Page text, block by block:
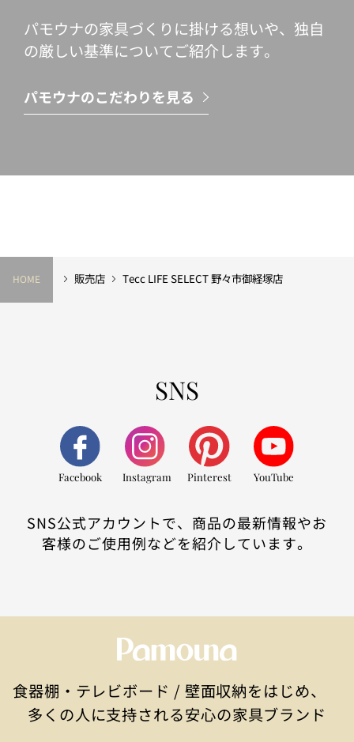
パモウナの家具づくりに掛ける想いや、独自
の厳しい基準についてご紹介します。
パモウナのこだわりを見る
HOME 販売店 Tecc LIFE SELECT 野々市御経塚店
SNS
Facebook Instagram Pinterest YouTube
SNS公式アカウントで、商品の最新情報やお
客様のご使用例などを紹介しています。
食器棚・テレビボード / 壁面収納をはじめ、
多くの人に支持される安心の家具ブランド